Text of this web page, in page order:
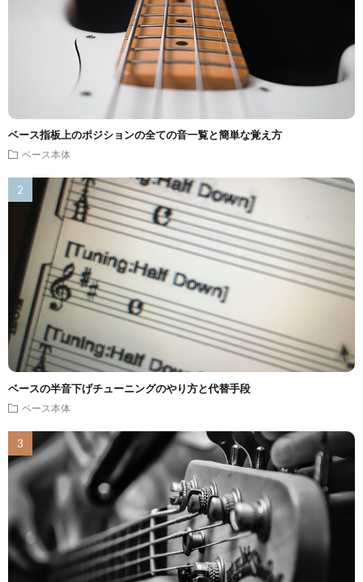
ベース指板上のポジションの全ての音一覧と簡単な覚え方
ベース本体
ベースの半音下げチューニングのやり方と代替手段
ベース本体